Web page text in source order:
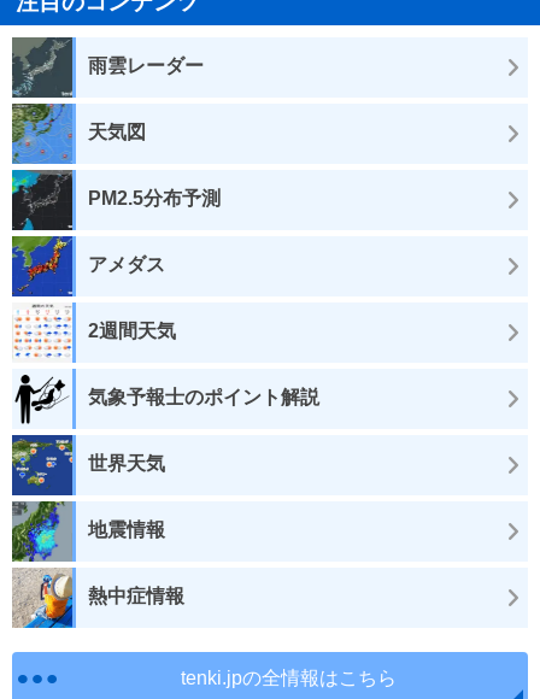
雨雲レーダー
天気図
PM2.5分布予測
アメダス
2週間天気
気象予報士のポイント解説
世界天気
地震情報
熱中症情報
tenki.jpの全情報はこちら